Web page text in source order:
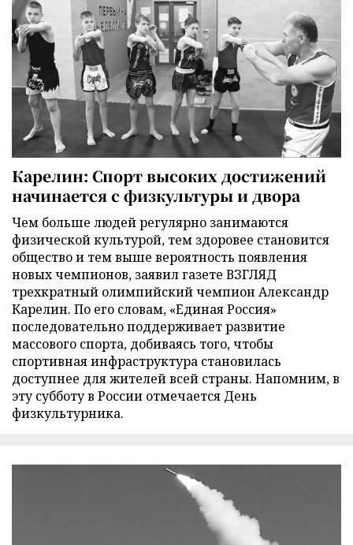
Карелин: Спорт высоких достижений
начинается с физкультуры и двора
Чем больше людей регулярно занимаются
физической культурой, тем здоровее становится
общество и тем выше вероятность появления
новых чемпионов, заявил газете ВЗГЛЯД
трехкратный олимпийский чемпион Александр
Карелин. По его словам, «Единая Россия»
последовательно поддерживает развитие
массового спорта, добиваясь того, чтобы
спортивная инфраструктура становилась
доступнее для жителей всей страны. Напомним, в
эту субботу в России отмечается День
физкультурника.